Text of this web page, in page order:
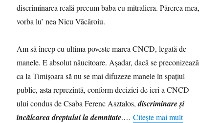
discriminarea reală precum baba cu mitraliera. Părerea mea,
vorba lu’ nea Nicu Văcăroiu.
Am să încep cu ultima poveste marca CNCD, legată de
manele. E absolut năucitoare. Aşadar, dacă se preconizează
ca la Timişoara să nu se mai difuzeze manele în spaţiul
public, asta reprezintă, conform deciziei de ieri a CNCD-
ului condus de Csaba Ferenc Asztalos,discriminare și
încălcarea dreptului la demnitate.…Citește mai mult